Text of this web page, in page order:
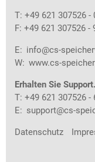
T: +49 621 307526 -
F: +49 621 307526 -
E: info@cs-
W: www.cs-
Erhalten Sie Support.
T: +49 621 307526 -
E: support@cs-
Datenschutz